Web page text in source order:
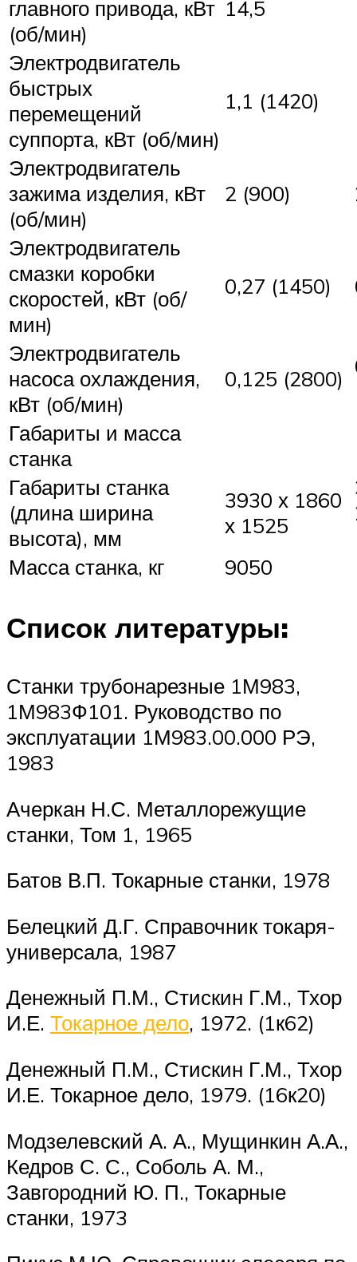
главного привода, кВт
(об/мин)
14,5
Электродвигатель
быстрых
перемещений
суппорта, кВт (об/мин)
1,1 (1420)
Электродвигатель
зажима изделия, кВт
(об/мин)
2 (900)
Электродвигатель
смазки коробки
скоростей, кВт (об/
мин)
0,27 (1450)
Электродвигатель
насоса охлаждения,
кВт (об/мин)
0,125 (2800)
Габариты и масса
станка
Габариты станка
(длина ширина
высота), мм
3930 х 1860
х 1525
Масса станка, кг
9050
Список литературы:
Станки трубонарезные 1М983,
1М983Ф101. Руководство по
эксплуатации 1М983.00.000 РЭ,
1983
Ачеркан Н.С. Металлорежущие
станки, Том 1, 1965
Батов В.П. Токарные станки, 1978
Белецкий Д.Г. Справочник токаря-
универсала, 1987
Денежный П.М., Стискин Г.М., Тхор
И.Е. Токарное дело, 1972. (1к62)
Денежный П.М., Стискин Г.М., Тхор
И.Е. Токарное дело, 1979. (16к20)
Модзелевский А. А., Мущинкин А.А.,
Кедров С. С., Соболь А. М.,
Завгородний Ю. П., Токарные
станки, 1973